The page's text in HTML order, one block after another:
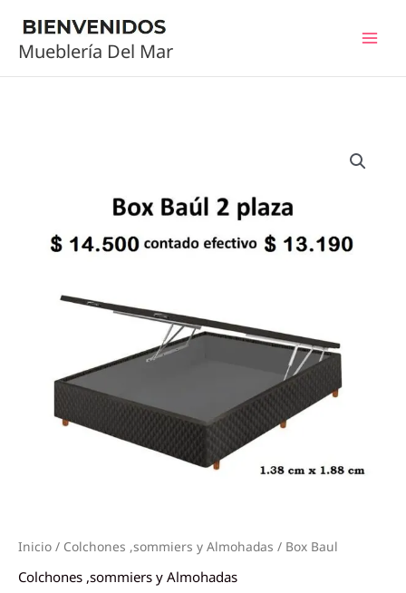
contenido
Mueblería Del Mar
Inicio / Colchones ,sommiers y Almohadas / Box Baul
Colchones ,sommiers y Almohadas